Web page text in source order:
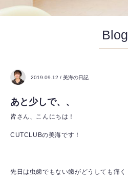
Blog
2019.09.12 / 美海の日記
あと少しで、、
皆さん、こんにちは！
CUTCLUBの美海です！
先日は虫歯でもない歯がどうしても痛く